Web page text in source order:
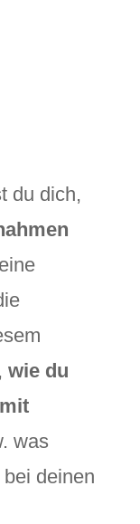
du dich,
wie du
was
deinen